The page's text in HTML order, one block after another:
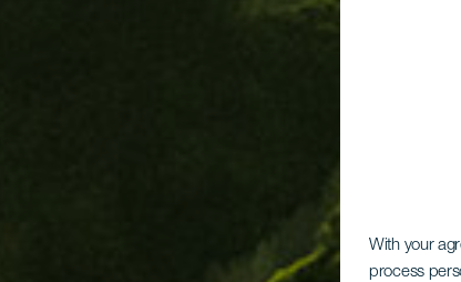
With your
process